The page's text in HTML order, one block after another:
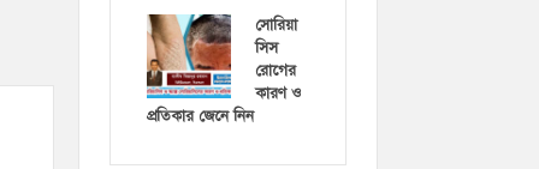
সোরিয়া
সিস
রোগের
কারণ ও
প্রতিকার জেনে নিন